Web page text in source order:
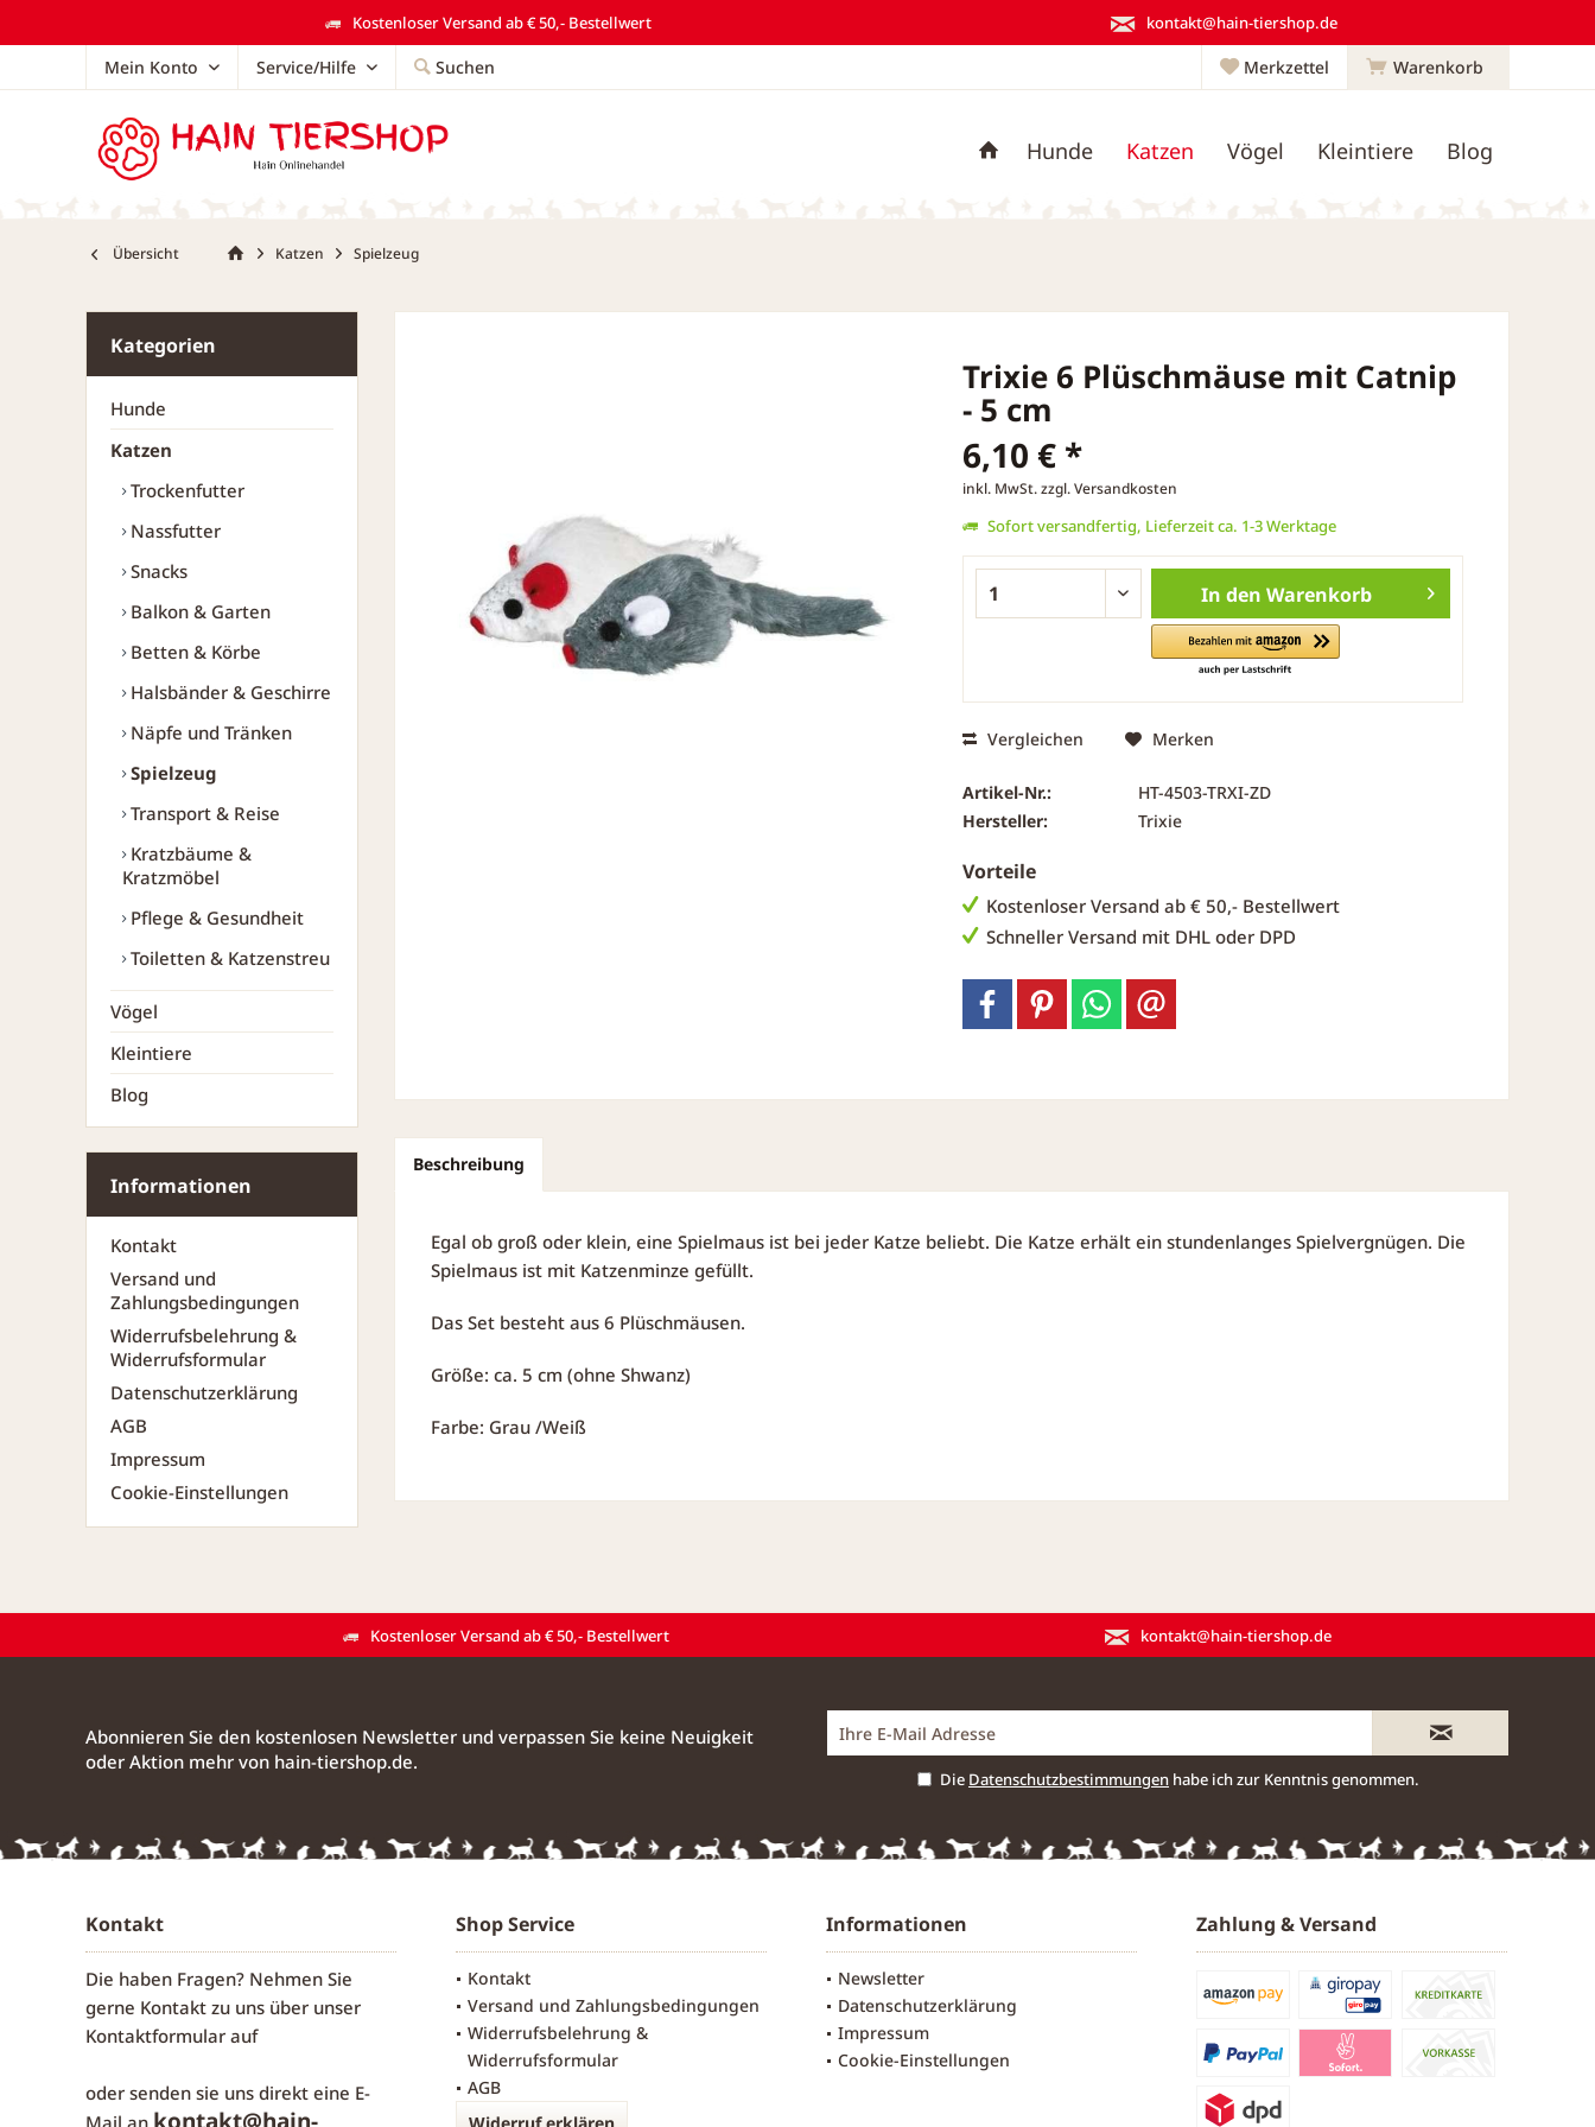
Kostenloser Versand ab € 50,- Bestellwert kontakt@hain-tiershop.de
Warenkorb
Merkzettel
Mein Konto Service/Hilfe Suchen
Hunde Katzen Vögel Kleintiere Blog
Übersicht Katzen Spielzeug
Kategorien
Hunde
Katzen
Trockenfutter
Nassfutter
Snacks
Balkon & Garten
Betten & Körbe
Halsbänder & Geschirre
Näpfe und Tränken
Spielzeug
Transport & Reise
Kratzbäume &
Kratzmöbel
Pflege & Gesundheit
Toiletten & Katzenstreu
Vögel
Kleintiere
Blog
Informationen
Kontakt
Versand und
Zahlungsbedingungen
Widerrufsbelehrung &
Widerrufsformular
Datenschutzerklärung
AGB
Impressum
Cookie-Einstellungen
Trixie 6 Plüschmäuse mit Catnip
- 5 cm
6,10 € *
inkl. MwSt.zzgl. Versandkosten
Sofort versandfertig, Lieferzeit ca. 1-3 Werktage
In den Warenkorb
Vergleichen Merken
Artikel-Nr.:
HT-4503-TRXI-ZD
Hersteller:
Trixie
Vorteile
Kostenloser Versand ab € 50,- Bestellwert
Schneller Versand mit DHL oder DPD
Beschreibung
Egal ob groß oder klein, eine Spielmaus ist bei jeder Katze beliebt. Die Katze erhält ein stundenlanges Spielvergnügen. Die
Spielmaus ist mit Katzenminze gefüllt.
Das Set besteht aus 6 Plüschmäusen.
Größe: ca. 5 cm (ohne Shwanz)
Farbe: Grau /Weiß
Kostenloser Versand ab € 50,- Bestellwert kontakt@hain-tiershop.de
Abonnieren Sie den kostenlosen Newsletter und verpassen Sie keine Neuigkeit
oder Aktion mehr von hain-tiershop.de.
Die Datenschutzbestimmungen habe ich zur Kenntnis genommen.
Kontakt
Die haben Fragen? Nehmen Sie
gerne Kontakt zu uns über unser
Kontaktformular auf
oder senden sie uns direkt eine E-
Mail an
Shop Service
Kontakt
Versand und Zahlungsbedingungen
Widerrufsbelehrung &
Widerrufsformular
AGB
Informationen
Newsletter
Datenschutzerklärung
Impressum
Cookie-Einstellungen
Zahlung & Versand